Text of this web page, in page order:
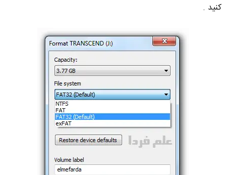
کنید .